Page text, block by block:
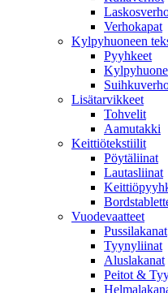
Verhokapat
Kylpyhuoneen
Pyyhkeet
Lisätarvikkeet
Tohvelit
Aamutakki
Keittiötekstiilit
Pöytäliinat
Lautasliinat
Vuodevaatteet
Pussilakanat
Tyynyliinat
Aluslakanat
Peitot &